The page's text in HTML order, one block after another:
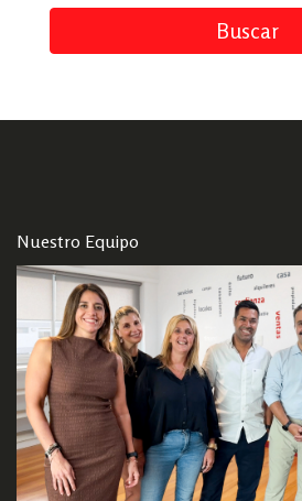
Buscar
Nuestro Equipo